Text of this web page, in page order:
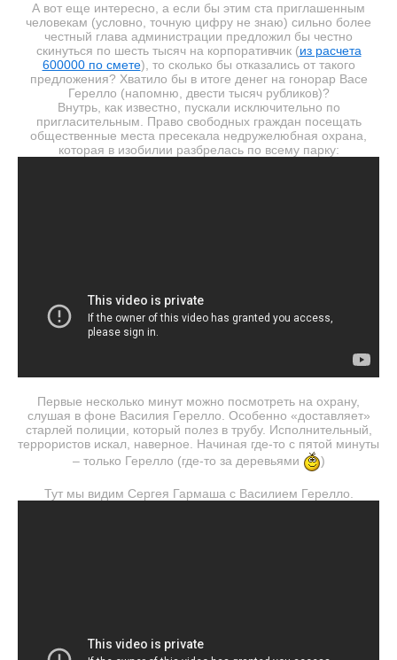
А вот еще интересно, а если бы этим ста приглашенным
человекам (условно, точную цифру не знаю) сильно более
честный глава администрации предложил бы честно
скинуться по шесть тысяч на корпоративчик (из расчета
600000 по смете), то сколько бы отказались от такого
предложения? Хватило бы в итоге денег на гонорар Васе
Герелло (напомню, двести тысяч рубликов)?
Внутрь, как известно, пускали исключительно по
пригласительным. Право свободных граждан посещать
общественные места пресекала недружелюбная охрана,
которая в изобилии разбрелась по всему парку:
Первые несколько минут можно посмотреть на охрану,
слушая в фоне Василия Герелло. Особенно «доставляет»
старлей полиции, который полез в трубу. Исполнительный,
террористов искал, наверное. Начиная где-то с пятой минуты
– только Герелло (где-то за деревьями
)
Тут мы видим Сергея Гармаша с Василием Герелло.